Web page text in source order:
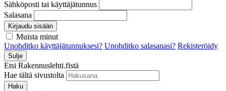
Sähköposti tai käyttäjätunnus
Salasana
Kirjaudu sisään
Muista minut
Unohditko käyttäjätunnuksesi? Unohditko salasanasi? Rekisteröidy
Sulje
Etsi Rakennuslehti.fistä
Hae tältä sivustolta
Haku